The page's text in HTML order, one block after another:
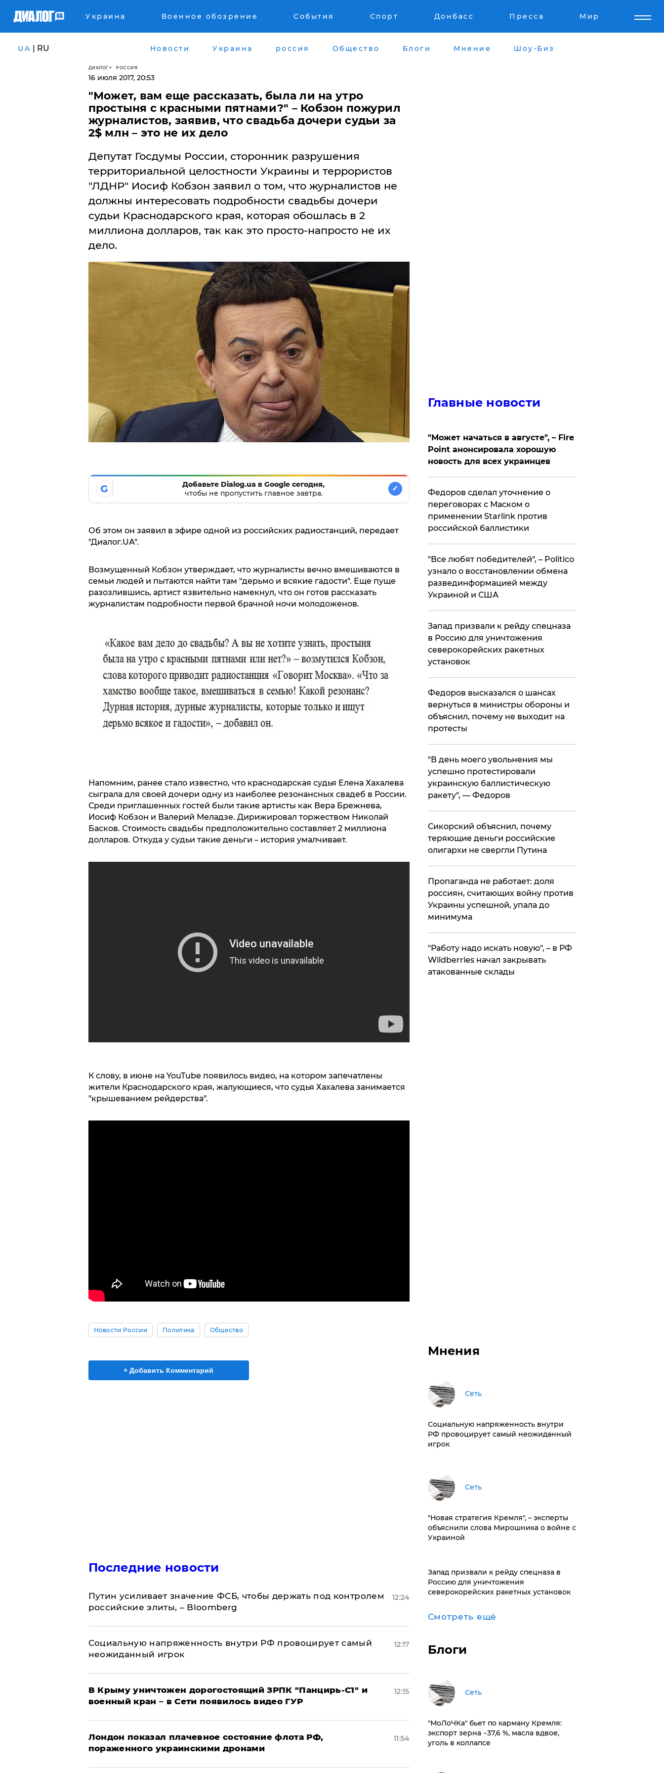
Украина Военное обозрение События Спорт Донбасс Пресса Мир
UA | RU Новости Украина россия Общество Блоги Мнение Шоу-Биз
ДИАЛОГ РОССИЯ
16 июля 2017, 20:53
"Может, вам еще рассказать, была ли на утро
простыня с красными пятнами?" – Кобзон пожурил
журналистов, заявив, что свадьба дочери судьи за
2$ млн – это не их дело
Депутат Госдумы России, сторонник разрушения
территориальной целостности Украины и террористов
"ЛДНР" Иосиф Кобзон заявил о том, что журналистов не
должны интересовать подробности свадьбы дочери
судьи Краснодарского края, которая обошлась в 2
миллиона долларов, так как это просто-напросто не их
дело.
G
Добавьте Dialog.ua в Google сегодня,
чтобы не пропустить главное завтра.
✓
Об этом он заявил в эфире одной из российских радиостанций, передает
"Диалог.UA".
Возмущенный Кобзон утверждает, что журналисты вечно вмешиваются в
семьи людей и пытаются найти там "дерьмо и всякие гадости". Еще пуще
разозлившись, артист язвительно намекнул, что он готов рассказать
журналистам подробности первой брачной ночи молодоженов.
Напомним, ранее стало известно, что краснодарская судья Елена Хахалева
сыграла для своей дочери одну из наиболее резонансных свадеб в России.
Среди приглашенных гостей были такие артисты как Вера Брежнева,
Иосиф Кобзон и Валерий Меладзе. Дирижировал торжеством Николай
Басков. Стоимость свадьбы предположительно составляет 2 миллиона
долларов. Откуда у судьи такие деньги – история умалчивает.
К слову, в июне на YouTube появилось видео, на котором запечатлены
жители Краснодарского края, жалующиеся, что судья Хахалева занимается
"крышеванием рейдерства".
Новости России Политика Общество
+ Добавить Комментарий
Последние новости
Путин усиливает значение ФСБ, чтобы держать под контролем
российские элиты, – Bloomberg
12:24
Социальную напряженность внутри РФ провоцирует самый
неожиданный игрок
12:17
В Крыму уничтожен дорогостоящий ЗРПК "Панцирь-С1" и
военный кран – в Сети появилось видео ГУР
12:15
Лондон показал плачевное состояние флота РФ,
пораженного украинскими дронами
11:54
Главные новости
"Может начаться в августе", – Fire
Point анонсировала хорошую
новость для всех украинцев
Федоров сделал уточнение о
переговорах с Маском о
применении Starlink против
российской баллистики
​"Все любят победителей", – Politico
узнало о восстановлении обмена
развединформацией между
Украиной и США
Запад призвали к рейду спецназа
в Россию для уничтожения
северокорейских ракетных
установок
Федоров высказался о шансах
вернуться в министры обороны и
объяснил, почему не выходит на
протесты
​"В день моего увольнения мы
успешно протестировали
украинскую баллистическую
ракету", — Федоров
Сикорский объяснил, почему
теряющие деньги российские
олигархи не свергли Путина
​Пропаганда не работает: доля
россиян, считающих войну против
Украины успешной, упала до
минимума
"Работу надо искать новую", – в РФ
Wildberries начал закрывать
атакованные склады
Мнения
Сеть
Социальную напряженность внутри
РФ провоцирует самый неожиданный
игрок
Сеть
"Новая стратегия Кремля", – эксперты
объяснили слова Мирошника о войне с
Украиной
Запад призвали к рейду спецназа в
Россию для уничтожения
северокорейских ракетных установок
Смотреть ещё
Блоги
Сеть
​"МоЛоЧКа" бьет по карману Кремля:
экспорт зерна −37,6 %, масла вдвое,
уголь в коллапсе